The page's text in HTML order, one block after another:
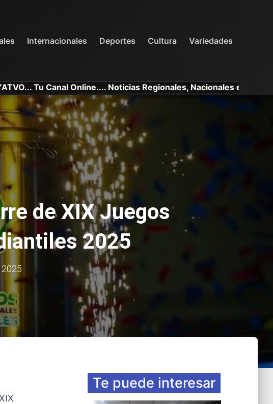
Internacionales Deportes Cultura Variedades
Canal Online.... Noticias Regionales, Nacionales e Internacionales.
de XIX Juegos
2025
Te puede interesar